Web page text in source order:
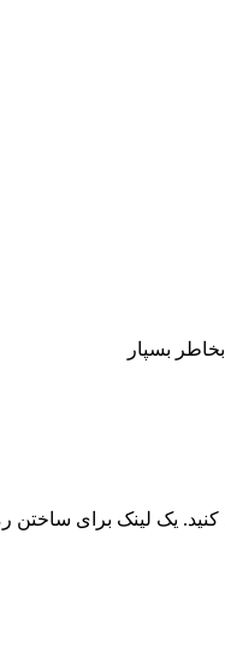
بسپار
یک لینک برای ساختن